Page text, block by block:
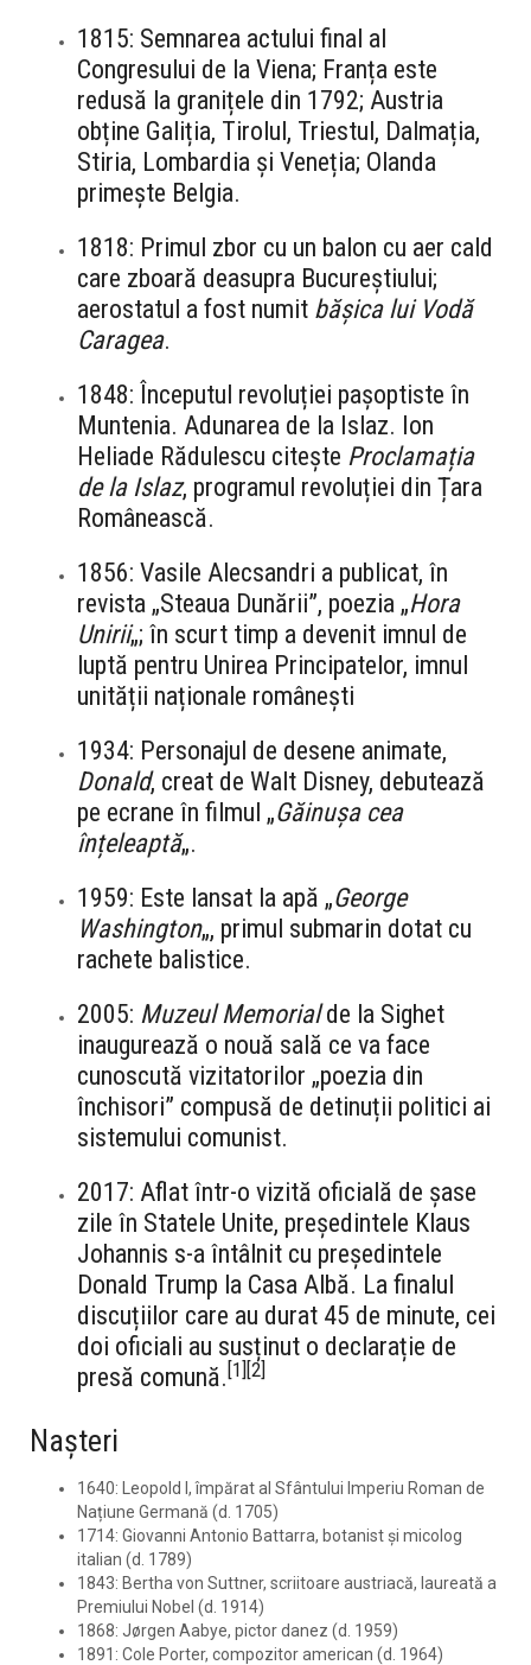
1815: Semnarea actului final al
Congresului de la Viena; Franța este
redusă la granițele din 1792; Austria
obține Galiția, Tirolul, Triestul, Dalmația,
Stiria, Lombardia și Veneția; Olanda
primește Belgia.
1818: Primul zbor cu un balon cu aer cald
care zboară deasupra Bucureștiului;
aerostatul a fost numit bășica lui Vodă
Caragea.
1848: Începutul revoluției pașoptiste în
Muntenia. Adunarea de la Islaz. Ion
Heliade Rădulescu citește Proclamația
de la Islaz, programul revoluției din Țara
Românească.
1856: Vasile Alecsandri a publicat, în
revista „Steaua Dunării”, poezia „Hora
Unirii„; în scurt timp a devenit imnul de
luptă pentru Unirea Principatelor, imnul
unității naționale românești
1934: Personajul de desene animate,
Donald, creat de Walt Disney, debutează
pe ecrane în filmul „Găinușa cea
înțeleaptă„.
1959: Este lansat la apă „George
Washington„, primul submarin dotat cu
rachete balistice.
2005: Muzeul Memorialde la Sighet
inaugurează o nouă sală ce va face
cunoscută vizitatorilor „poezia din
închisori” compusă de detinuții politici ai
sistemului comunist.
2017: Aflat într-o vizită oficială de șase
zile în Statele Unite, președintele Klaus
Johannis s-a întâlnit cu președintele
Donald Trump la Casa Albă. La finalul
discuțiilor care au durat 45 de minute, cei
doi oficiali au susținut o declarație de
presă comună. [1] [2]
Nașteri
1640: Leopold I, împărat al Sfântului Imperiu Roman de
Națiune Germană (d. 1705)
1714: Giovanni Antonio Battarra, botanist și micolog
italian (d. 1789)
1843: Bertha von Suttner, scriitoare austriacă, laureată a
Premiului Nobel (d. 1914)
1868: Jørgen Aabye, pictor danez (d. 1959)
1891: Cole Porter, compozitor american (d. 1964)